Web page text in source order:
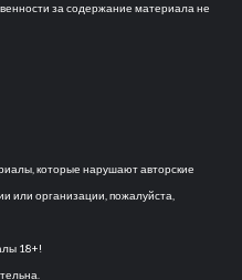
за содержание материала не
которые нарушают авторские
или организации, пожалуйста,
18+!